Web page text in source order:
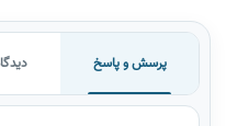
پرسش و پاسخ